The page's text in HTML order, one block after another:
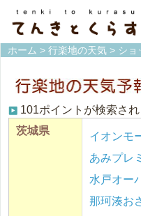
ホーム > 行楽地の天気 > ショ
101ポイントが検索され
茨城県
イオンモ
あみプレ
水戸オー
那珂湊お